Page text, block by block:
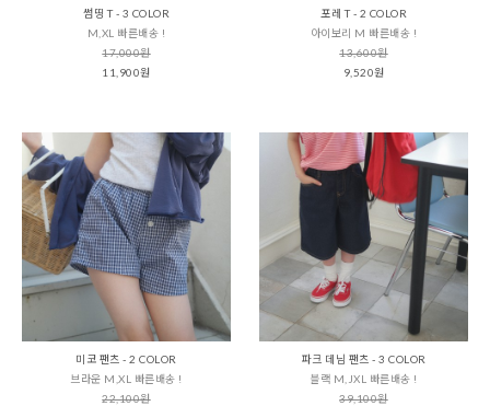
썸띵 T - 3 COLOR
M,XL 빠른배송 !
17,000원
11,900원
포레 T - 2 COLOR
아이보리 M 빠른배송 !
13,600원
9,520원
미코 팬츠 - 2 COLOR
브라운 M,XL 빠른배송 !
22,100원
파크 데님 팬츠 - 3 COLOR
블랙 M,JXL 빠른배송 !
39,100원